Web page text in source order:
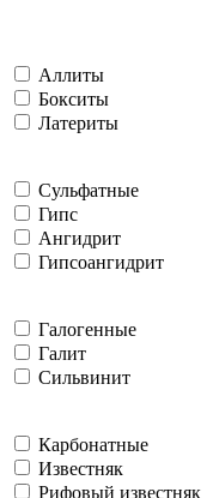
Аллиты
Бокситы
Латериты
Сульфатные
Гипс
Ангидрит
Гипсоангидрит
Галогенные
Галит
Сильвинит
Карбонатные
Известняк
Рифовый известняк